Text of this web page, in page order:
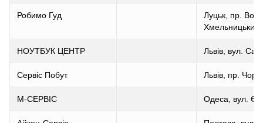
Робимо Гуд
Луцьк, пр.
НОУТБУК ЦЕНТР Львів, вул.
Сервіс Побут Львів, пр.
М-СЕРВІС Одеса, вул.